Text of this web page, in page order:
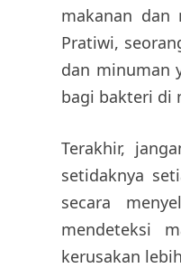
makanan dan
Pratiwi,
dan minuman
bagi bakteri di
Terakhir,
setidaknya
secara
mendeteksi
kerusakan